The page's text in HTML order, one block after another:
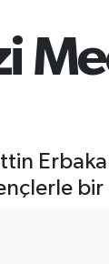
64.960,21